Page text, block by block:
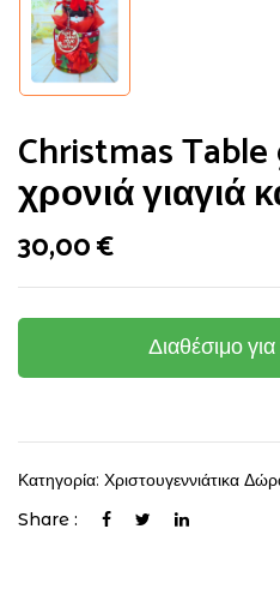
Christmas
χρονιά γιαγιά
30,00€
Διαθέσιμο
Κατηγορία: Χριστουγεννιάτικα
Share :